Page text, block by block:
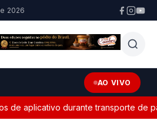
2026
AO VIVO
aplicativo durante transporte de